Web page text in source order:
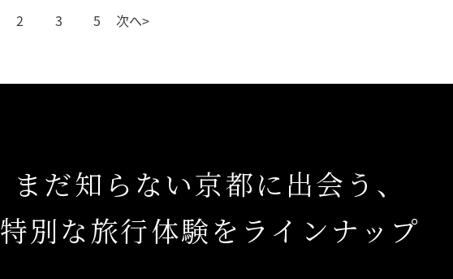
2 3 5 次へ>
まだ知らない京都に出会う、
特別な旅行体験をラインナップ